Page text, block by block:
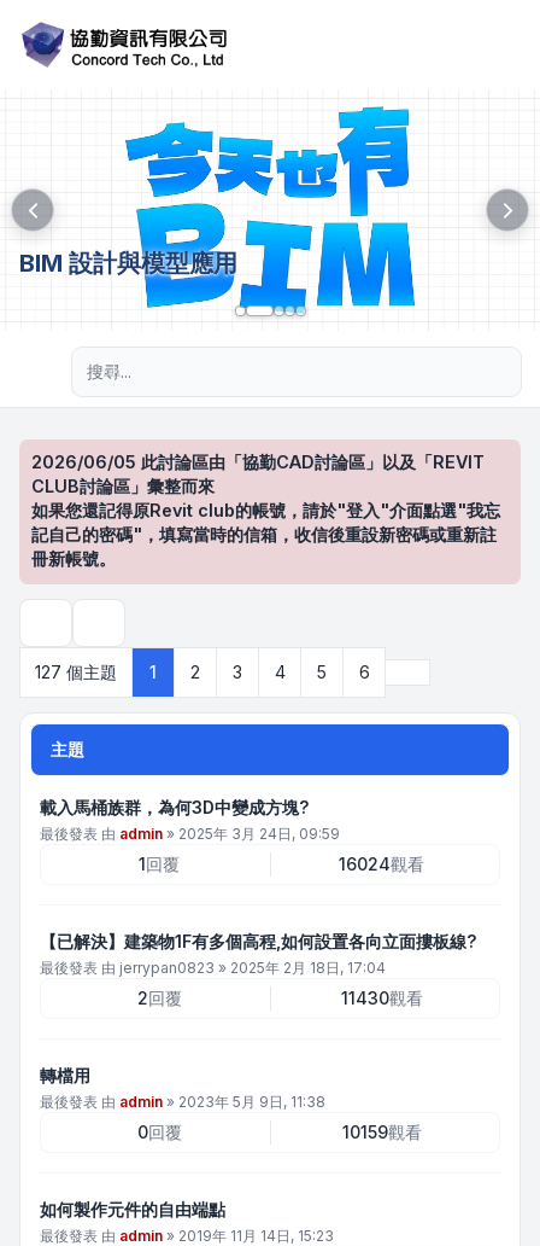
BIM 設計與模型應用
2026/06/05 此討論區由「協勤CAD討論區」以及「REVIT
CLUB討論區」彙整而來
如果您還記得原Revit club的帳號，請於"登入"介面點選"我忘
記自己的密碼"，填寫當時的信箱，收信後重設新密碼或重新註
冊新帳號。
127 個主題
1 2 3 4 5 6
主題
載入馬桶族群，為何3D中變成方塊?
最後發表 由 admin » 2025年 3月 24日, 09:59
1回覆 16024觀看
【已解決】建築物1F有多個高程,如何設置各向立面摟板線?
最後發表 由 jerrypan0823 » 2025年 2月 18日, 17:04
2回覆 11430觀看
轉檔用
最後發表 由 admin » 2023年 5月 9日, 11:38
0回覆 10159觀看
如何製作元件的自由端點
最後發表 由 admin » 2019年 11月 14日, 15:23